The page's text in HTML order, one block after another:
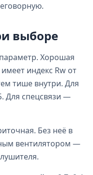
выборе
Хорошая
имеет индекс Rw от
тише внутри. Для
Для спецсвязи —
Без неё в
вентилятором —